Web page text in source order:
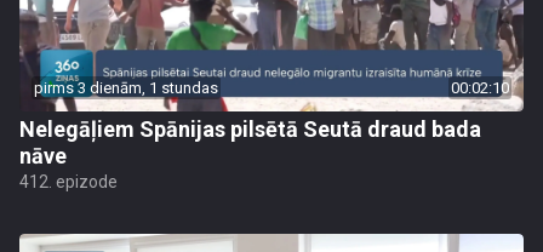
pirms 3 dienām, 1 stundas 00:02:10
Nelegāļiem Spānijas pilsētā Seutā draud bada
nāve
412. epizode